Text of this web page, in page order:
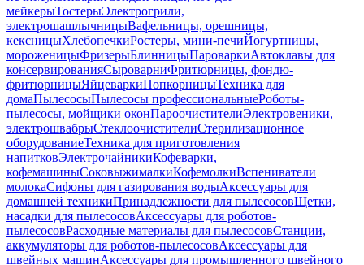
мейкерыТостерыЭлектрогрили,
электрошашлычницыВафельницы, орешницы,
кексницыХлебопечкиРостеры, мини-печиЙогуртницы,
мороженицыФризерыБлинницыПароваркиАвтоклавы для
консервированияСыроварниФритюрницы, фондю-
фритюрницыЯйцеваркиПопкорницыТехника для
домаПылесосыПылесосы профессиональныеРоботы-
пылесосы, мойщики оконПароочистителиЭлектровеники,
электрошвабрыСтеклоочистителиСтерилизационное
оборудованиеТехника для приготовления
напитковЭлектрочайникиКофеварки,
кофемашиныСоковыжималкиКофемолкиВспениватели
молокаСифоны для газирования водыАксессуары для
домашней техникиПринадлежности для пылесосовЩетки,
насадки для пылесосовАксессуары для роботов-
пылесосовРасходные материалы для пылесосовСтанции,
аккумуляторы для роботов-пылесосовАксессуары для
швейных машинАксессуары для промышленного швейного